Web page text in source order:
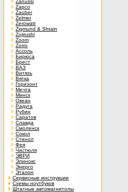
Zanussi
Zapco
Zauber
Zelmer
Zerowatt
Zigmund & Shtain
Zojirushi
Zoom
Zorro
Ассоль
Бирюса
Брест
ВАЗ
Витязь
Вятка
Горизонт
Мечта
Минск
Океан
Радуга
Рубин
Саратов
Славда
Смоленск
Сокол
Стинол
Фея
Чистюля
ЭВРИ
Элинокс
Энерго
Эталон
Сервисные инструкции
Схемы ноутбуков
Штатные автомагнитолы